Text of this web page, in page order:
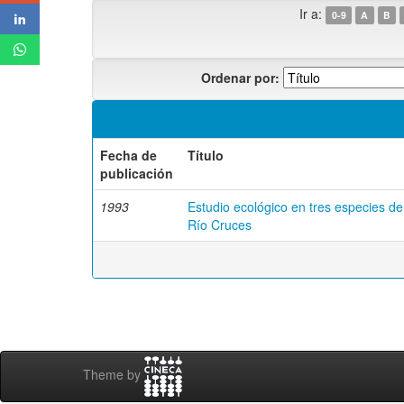
Ir a: 0-9 A B
Ordenar por:
Fecha de
publicación
Título
1993
Estudio ecológico en tres especies
Río Cruces
Theme by